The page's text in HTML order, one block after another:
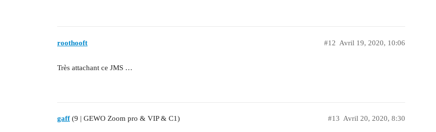
roothooft Avril 19, 2020, 10:06
#12
Très attachant ce JMS …
gaff(9 | GEWO Zoom pro & VIP & C1) Avril 20, 2020, 8:30
#13